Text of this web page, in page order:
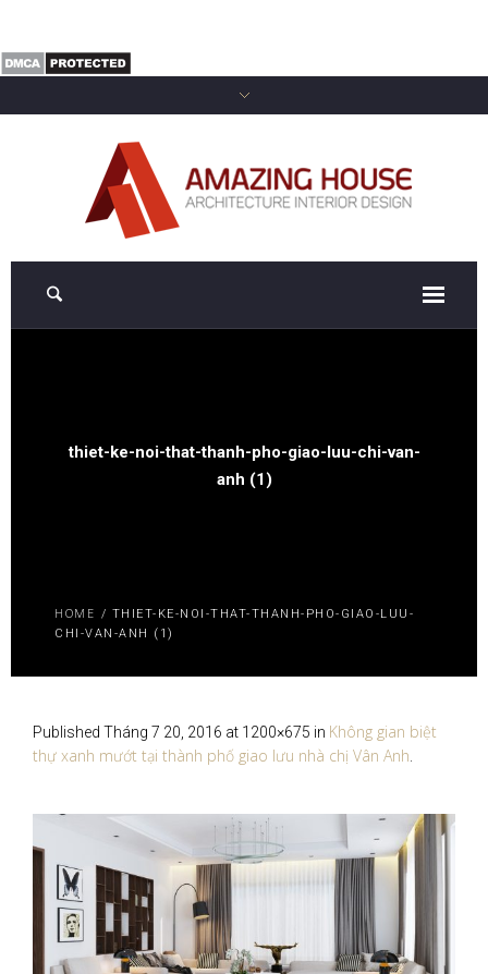
thiet-ke-noi-that-thanh-pho-giao-luu-chi-van-
anh (1)
HOME / THIET-KE-NOI-THAT-THANH-PHO-GIAO-LUU-
CHI-VAN-ANH (1)
Published Tháng 7 20, 2016 at 1200×675 in Không gian biệt
thự xanh mướt tại thành phố giao lưu nhà chị Vân Anh.